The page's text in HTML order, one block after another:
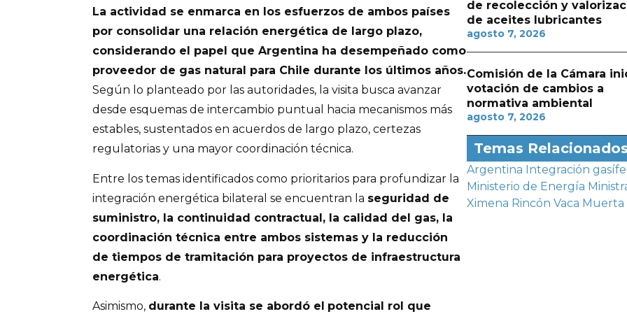
La actividad se enmarca en los esfuerzos de ambos países
por consolidar una relación energética de largo plazo,
considerando el papel que Argentina ha desempeñado como
proveedor de gas natural para Chile durante los últimos años.
Según lo planteado por las autoridades, la visita busca avanzar
desde esquemas de intercambio puntual hacia mecanismos más
estables, sustentados en acuerdos de largo plazo, certezas
regulatorias y una mayor coordinación técnica.
Entre los temas identificados como prioritarios para profundizar la
integración energética bilateral se encuentran la seguridad de
suministro, la continuidad contractual, la calidad del gas, la
coordinación técnica entre ambos sistemas y la reducción
de tiempos de tramitación para proyectos de infraestructura
energética.
Asimismo, durante la visita se abordó el potencial rol que
de recolección y
de aceites lubricantes
agosto 7, 2026
Comisión de la Cámara
votación de cambios a
normativa ambiental
agosto 7, 2026
Temas Relacionados
Argentina Integración
Ministerio de Energía
Ximena Rincón Vaca Muerta